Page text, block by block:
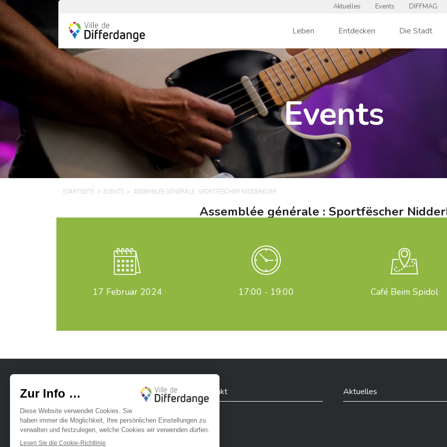
Aktuelles Events DIFFMAG
Leben Entdecken Die Stadt
Events
STARTSEITE EVENTS ASSEMBLÉE GÉNÉRALE : SPORTFËSCHER NIDDERKUER
Assemblée générale : Sportfëscher
17 Februar 2024 17:00 - 19:00 Café Beim Spidol
Ville de Differdange sur Facebook
Ville de Differdange sur Instagram
Ville de Differdange sur YouTube
Ville de Differdange sur TikTok
Ville de Differdange sur Linkedin
Hoplr
Kontakt Aktuelles